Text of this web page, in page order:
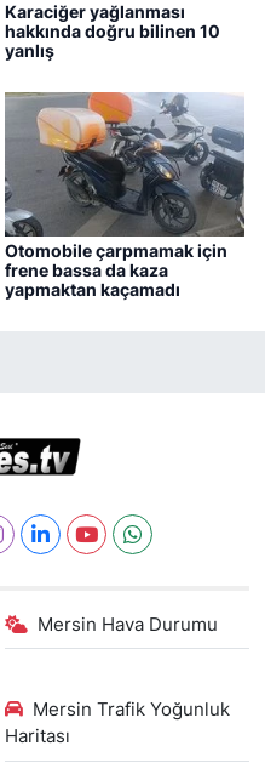
Karaciğer yağlanması
hakkında doğru bilinen 10
yanlış
Otomobile çarpmamak için
frene bassa da kaza
yapmaktan kaçamadı
Mersin Hava Durumu
Mersin Trafik Yoğunluk
Haritası